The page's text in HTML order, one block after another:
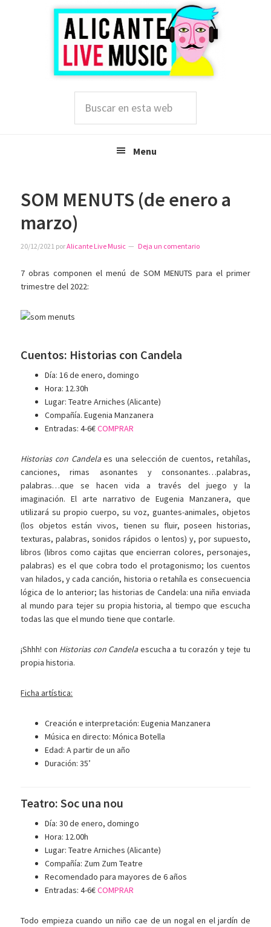
esta
Menu
SOM MENUTS (de enero a
marzo)
20/12/2021 porAlicante Live Music Deja un comentario
7 obras componen el menú de SOM MENUTS para el primer
trimestre del 2022:
Cuentos: Historias con Candela
Día: 16 de enero, domingo
Hora: 12.30h
Lugar: Teatre Arniches (Alicante)
Compañía. Eugenia Manzanera
Entradas: 4-6€COMPRAR
Historias con Candelaes una selección de cuentos, retahílas,
canciones, rimas asonantes y consonantes…palabras,
palabras…que se hacen vida a través del juego y la
imaginación. El arte narrativo de Eugenia Manzanera, que
utilizará su propio cuerpo, su voz, guantes-animales, objetos
(los objetos están vivos, tienen su fluir, poseen historias,
texturas, palabras, sonidos rápidos o lentos) y, por supuesto,
libros (libros como cajitas que encierran colores, personajes,
palabras) es el que cobra todo el protagonismo; los cuentos
van hilados, y cada canción, historia o retahíla es consecuencia
lógica de lo anterior; las historias de Candela: una niña enviada
al mundo para tejer su propia historia, al tiempo que escucha
todas las que el mundo tiene que contarle.
¡Shhh! con Historias con Candelaescucha a tu corazón y teje tu
propia historia.
Ficha artística:
Creación e interpretación: Eugenia Manzanera
Música en directo: Mónica Botella
Edad: A partir de un año
Duración: 35’
Teatro: Soc una nou
Día: 30 de enero, domingo
Hora: 12.00h
Lugar: Teatre Arniches (Alicante)
Compañía: Zum Zum Teatre
Recomendado para mayores de 6 años
Entradas: 4-6€COMPRAR
Todo empieza cuando un niño cae de un nogal en el jardín de